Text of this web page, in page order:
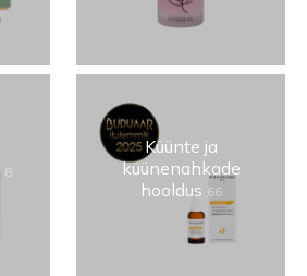
8
Küünte ja
küünenahkade
hooldus 66